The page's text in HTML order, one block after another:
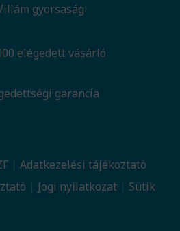
gyorsaság
elégedett vásárló
garancia
Adatkezelési tájékoztató
Jogi nyilatkozat Sütik